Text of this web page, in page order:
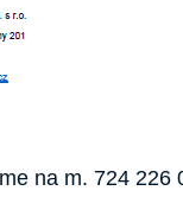
na m. 724 226